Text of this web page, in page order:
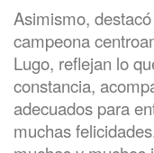
Asimismo,
campeona
Lugo, reflejan lo
constancia,
adecuados para
muchas